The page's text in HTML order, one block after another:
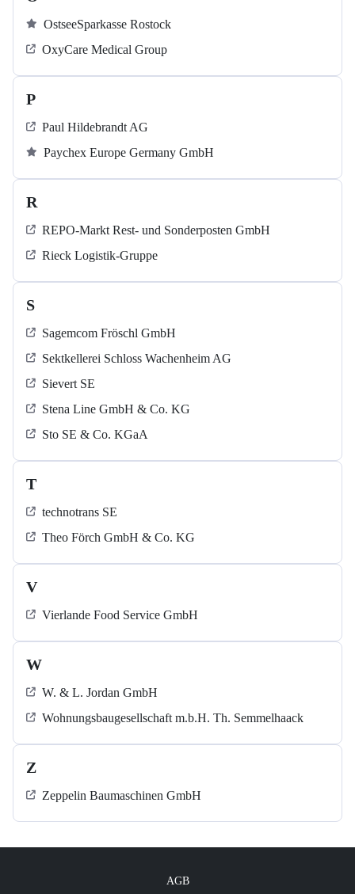
OstseeSparkasse Rostock
OxyCare Medical Group
P
Paul Hildebrandt AG
Paychex Europe Germany GmbH
R
REPO-Markt Rest- und Sonderposten GmbH
Rieck Logistik-Gruppe
S
Sagemcom Fröschl GmbH
Sektkellerei Schloss Wachenheim AG
Sievert SE
Stena Line GmbH & Co. KG
Sto SE & Co. KGaA
T
technotrans SE
Theo Förch GmbH & Co. KG
V
Vierlande Food Service GmbH
W
W. & L. Jordan GmbH
Wohnungsbaugesellschaft m.b.H. Th. Semmelhaack
Z
Zeppelin Baumaschinen GmbH
AGB